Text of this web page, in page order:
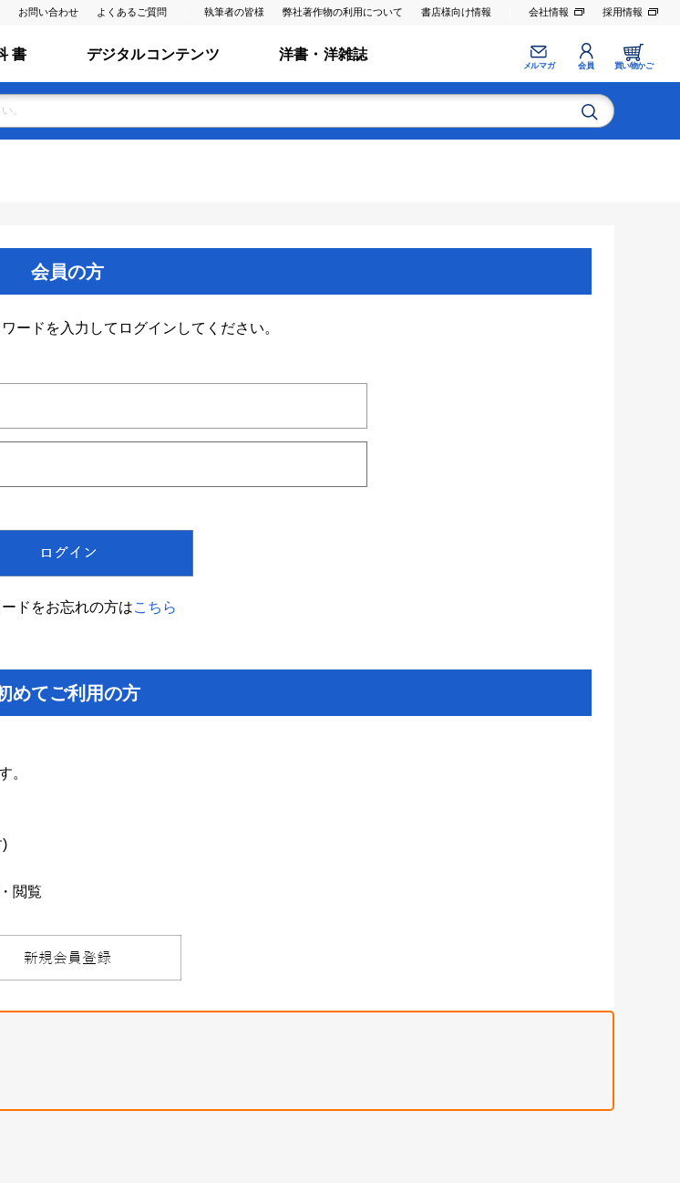
お問い合わせ よくあるご質問 執筆者の皆様 弊社著作物の利用について 書店様向け情報 会社情報 採用情報
書 デジタルコンテンツ 洋書・洋雑誌
メルマガ 会員 買い物かご
会員の方
ードを入力してログインしてください。
ドをお忘れの方はこちら
めてご利用の方
。
)
閲覧